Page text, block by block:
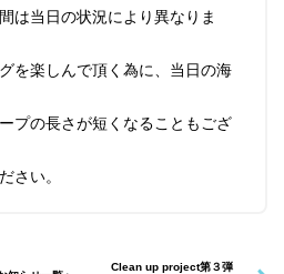
当日の状況により異なりま
楽しんで頂く為に、当日の海
の長さが短くなることもござ
い。
Clean up project第３弾